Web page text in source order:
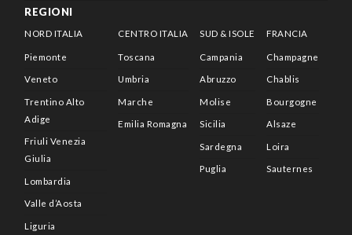
REGIONI
NORD ITALIA
Piemonte
Veneto
Trentino Alto
Adige
Friuli Venezia
Giulia
Lombardia
Valle d’Aosta
Liguria
CENTRO ITALIA
Toscana
Umbria
Marche
Emilia Romagna
SUD & ISOLE
Campania
Abruzzo
Molise
Sicilia
Sardegna
Puglia
FRANCIA
Champagne
Chablis
Bourgogne
Alsaze
Loira
Sauternes